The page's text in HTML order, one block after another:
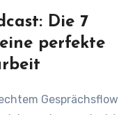
Die 7
perfekte